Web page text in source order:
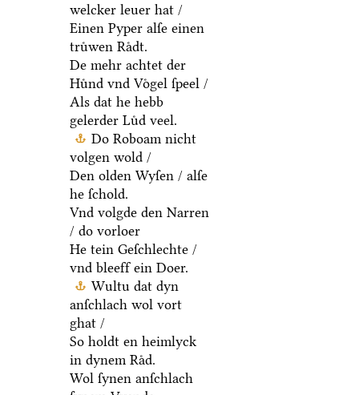
welcker leuer hat /
Einen Pyper alſe einen
truͤwen Raͤdt.
De mehr achtet der
Huͤnd vnd Voͤgel ſpeel /
Als dat he hebb
gelerder Luͤd veel.
Do Roboam nicht
volgen wold /
Den olden Wyſen / alſe
he ſchold.
Vnd volgde den Narren
/ do vorloer
He tein Geſchlechte /
vnd bleeff ein Doer.
Wultu dat dyn
anſchlach wol vort
ghat /
So holdt en heimlyck
in dynem Raͤd.
Wol ſynen anſchlach